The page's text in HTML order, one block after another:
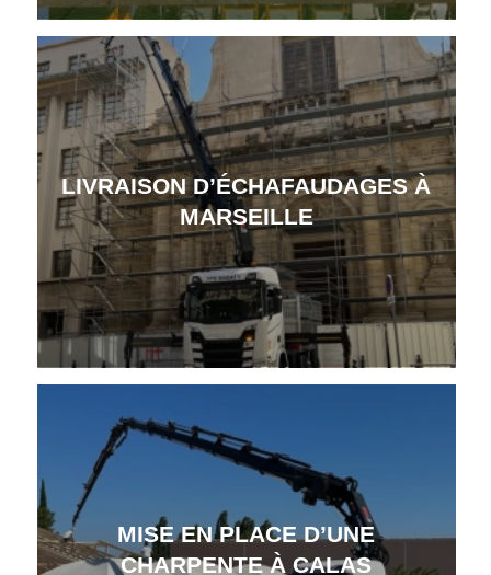
LIVRAISON D’ÉCHAFAUDAGES À
MARSEILLE
MISE EN PLACE D’UNE
CHARPENTE À CALAS